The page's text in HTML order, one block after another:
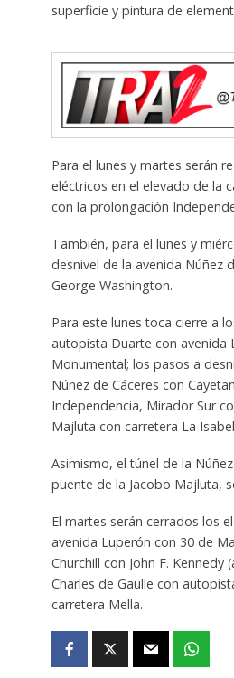
superficie y pintura de
Para el lunes y martes serán
eléctricos en el elevado de la
con la prolongación
También, para el lunes y
desnivel de la avenida Núñez
George Washington.
Para este lunes toca cierre a
autopista Duarte con avenida
Monumental; los pasos a
Núñez de Cáceres con
Independencia, Mirador Sur
Majluta con carretera La
Asimismo, el túnel de la
puente de la Jacobo Majluta,
El martes serán cerrados los
avenida Luperón con 30 de
Churchill con John F. Kennedy
Charles de Gaulle con
carretera Mella.